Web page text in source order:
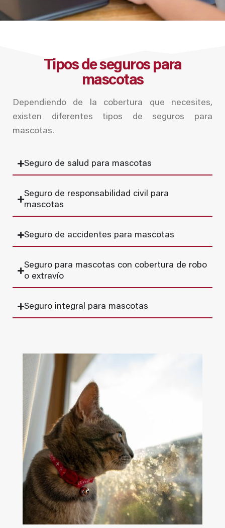
Tipos de seguros para
mascotas
Dependiendo de la cobertura que necesites,
existen diferentes tipos de seguros para
mascotas.
Seguro de salud para mascotas
Seguro de responsabilidad civil para
mascotas
Seguro de accidentes para mascotas
Seguro para mascotas con cobertura de robo
o extravío
Seguro integral para mascotas